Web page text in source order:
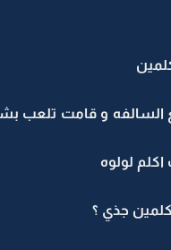
السالفه و قامت تلعب
لولوه
جذي ؟